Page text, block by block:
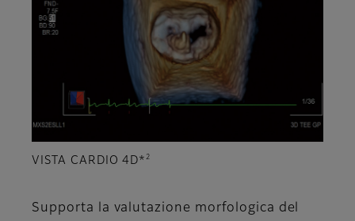
VISTA CARDIO 4D*2
Supporta la valutazione morfologica del